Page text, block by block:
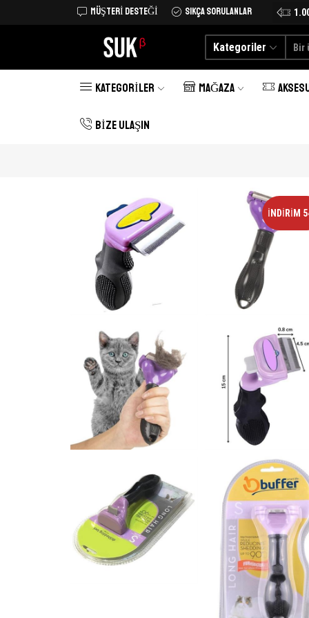
MÜŞTERI DESTEĞI SIKÇA SORULANLAR
Tüm Türkiye'ye kargo şimdi 25 TL Alışverişe Başlayın
Kategoriler
KATEGORILER MAĞAZA
BIZE ULAŞIN
İNDIRIM